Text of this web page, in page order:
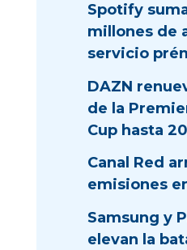
Spotify
millones de
servicio
DAZN
de la
Cup hasta
Canal Red
emisiones
Samsung y
elevan la